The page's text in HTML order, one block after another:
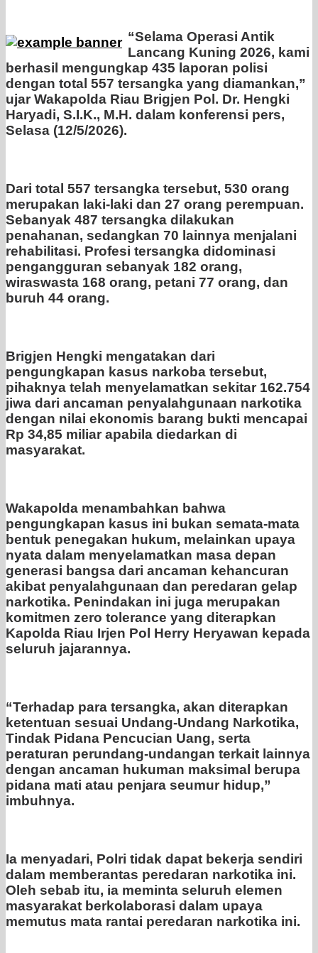
“Selama Operasi Antik
Lancang Kuning 2026, kami
berhasil mengungkap 435 laporan polisi
dengan total 557 tersangka yang diamankan,”
ujar Wakapolda Riau Brigjen Pol. Dr. Hengki
Haryadi, S.I.K., M.H. dalam konferensi pers,
Selasa (12/5/2026).
Dari total 557 tersangka tersebut, 530 orang
merupakan laki-laki dan 27 orang perempuan.
Sebanyak 487 tersangka dilakukan
penahanan, sedangkan 70 lainnya menjalani
rehabilitasi. Profesi tersangka didominasi
pengangguran sebanyak 182 orang,
wiraswasta 168 orang, petani 77 orang, dan
buruh 44 orang.
Brigjen Hengki mengatakan dari
pengungkapan kasus narkoba tersebut,
pihaknya telah menyelamatkan sekitar 162.754
jiwa dari ancaman penyalahgunaan narkotika
dengan nilai ekonomis barang bukti mencapai
Rp 34,85 miliar apabila diedarkan di
masyarakat.
Wakapolda menambahkan bahwa
pengungkapan kasus ini bukan semata-mata
bentuk penegakan hukum, melainkan upaya
nyata dalam menyelamatkan masa depan
generasi bangsa dari ancaman kehancuran
akibat penyalahgunaan dan peredaran gelap
narkotika. Penindakan ini juga merupakan
komitmen zero tolerance yang diterapkan
Kapolda Riau Irjen Pol Herry Heryawan kepada
seluruh jajarannya.
“Terhadap para tersangka, akan diterapkan
ketentuan sesuai Undang-Undang Narkotika,
Tindak Pidana Pencucian Uang, serta
peraturan perundang-undangan terkait lainnya
dengan ancaman hukuman maksimal berupa
pidana mati atau penjara seumur hidup,”
imbuhnya.
Ia menyadari, Polri tidak dapat bekerja sendiri
dalam memberantas peredaran narkotika ini.
Oleh sebab itu, ia meminta seluruh elemen
masyarakat berkolaborasi dalam upaya
memutus mata rantai peredaran narkotika ini.